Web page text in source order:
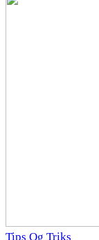
Tips Og Triks